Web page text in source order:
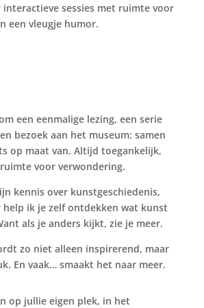
sessies met ruimte voor
een vleugje humor.
een eenmalige lezing, een serie
bezoek aan het museum: samen
op maat van. Altijd toegankelijk,
voor verwondering.
kennis over kunstgeschiedenis,
help ik je zelf ontdekken wat kunst
als je anders kijkt, zie je meer.
zo niet alleen inspirerend, maar
En vaak… smaakt het naar meer.
op jullie eigen plek, in het